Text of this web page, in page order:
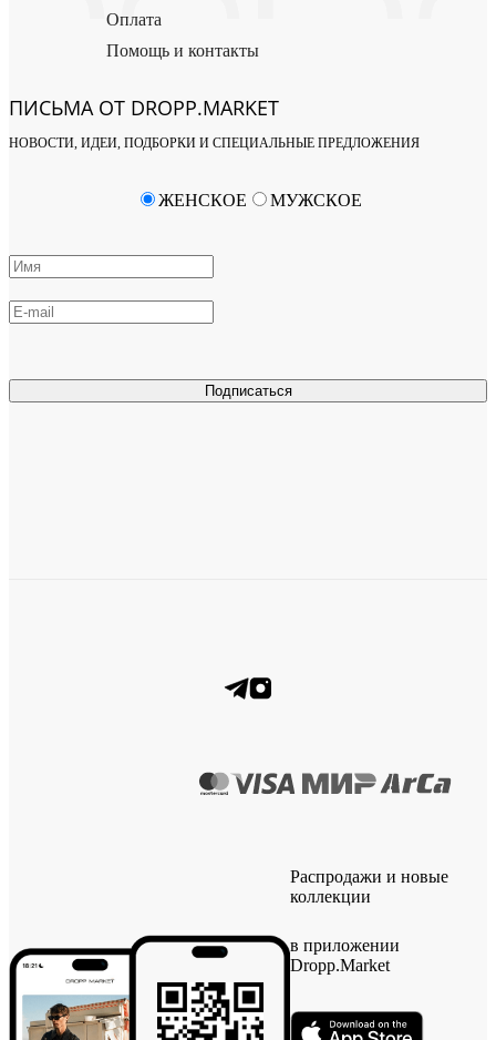
Оплата
Помощь и контакты
ПИСЬМА ОТ DROPP.MARKET
НОВОСТИ, ИДЕИ, ПОДБОРКИ И СПЕЦИАЛЬНЫЕ ПРЕДЛОЖЕНИЯ
Подписаться
ЖЕНСКОЕ МУЖСКОЕ
Распродажи и новые
коллекции
в приложении
Dropp.Market